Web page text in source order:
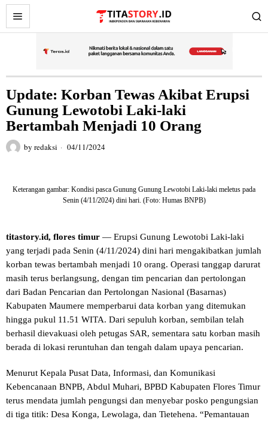
Update: Korban Tewas Akibat Erupsi
Gunung Lewotobi Laki-laki
Bertambah Menjadi 10 Orang
by redaksi 04/11/2024
Keterangan gambar: Kondisi pasca Gunung Gunung Lewotobi Laki-laki meletus pada
Senin (4/11/2024) dini hari. (Foto: Humas BNPB)
titastory.id, flores timur — Erupsi Gunung Lewotobi Laki-laki
yang terjadi pada Senin (4/11/2024) dini hari mengakibatkan jumlah
korban tewas bertambah menjadi 10 orang. Operasi tanggap darurat
masih terus berlangsung, dengan tim pencarian dan pertolongan
dari Badan Pencarian dan Pertolongan Nasional (Basarnas)
Kabupaten Maumere memperbarui data korban yang ditemukan
hingga pukul 11.51 WITA. Dari sepuluh korban, sembilan telah
berhasil dievakuasi oleh petugas SAR, sementara satu korban masih
berada di lokasi reruntuhan dan tengah dalam upaya pencarian.
Menurut Kepala Pusat Data, Informasi, dan Komunikasi
Kebencanaan BNPB, Abdul Muhari, BPBD Kabupaten Flores Timur
terus mendata jumlah pengungsi dan menyebar posko pengungsian
di tiga titik: Desa Konga, Lewolaga, dan Tietehena. “Pemantauan